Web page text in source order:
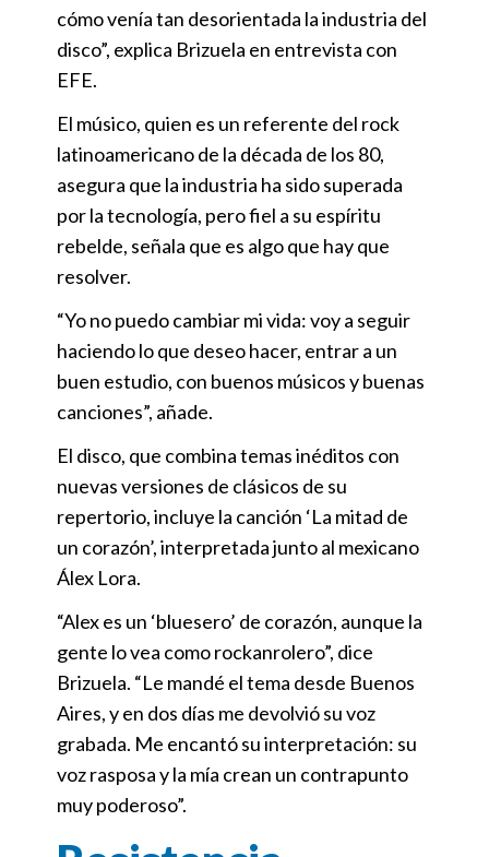
cómo venía tan desorientada la industria del
disco”, explica Brizuela en entrevista con
EFE.
El músico, quien es un referente del rock
latinoamericano de la década de los 80,
asegura que la industria ha sido superada
por la tecnología, pero fiel a su espíritu
rebelde, señala que es algo que hay que
resolver.
“Yo no puedo cambiar mi vida: voy a seguir
haciendo lo que deseo hacer, entrar a un
buen estudio, con buenos músicos y buenas
canciones”, añade.
El disco, que combina temas inéditos con
nuevas versiones de clásicos de su
repertorio, incluye la canción ‘La mitad de
un corazón’, interpretada junto al mexicano
Álex Lora.
“Alex es un ‘bluesero’ de corazón, aunque la
gente lo vea como rockanrolero”, dice
Brizuela. “Le mandé el tema desde Buenos
Aires, y en dos días me devolvió su voz
grabada. Me encantó su interpretación: su
voz rasposa y la mía crean un contrapunto
muy poderoso”.